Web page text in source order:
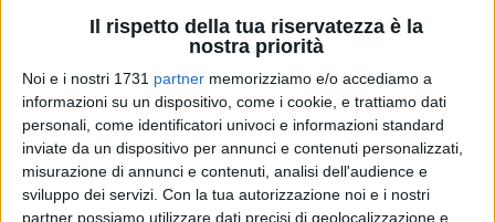
Il rispetto della tua riservatezza è la
nostra priorità
Noi e i nostri 1731 partner memorizziamo e/o accediamo a
informazioni su un dispositivo, come i cookie, e trattiamo dati
personali, come identificatori univoci e informazioni standard
inviate da un dispositivo per annunci e contenuti personalizzati,
misurazione di annunci e contenuti, analisi dell'audience e
sviluppo dei servizi. Con la tua autorizzazione noi e i nostri
partner possiamo utilizzare dati precisi di geolocalizzazione e
14